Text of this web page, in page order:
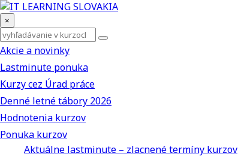
×
Akcie a novinky
Lastminute ponuka
Kurzy cez Úrad práce
Denné letné tábory 2026
Hodnotenia kurzov
Ponuka kurzov
Aktuálne lastminute – zlacnené termíny kurzov